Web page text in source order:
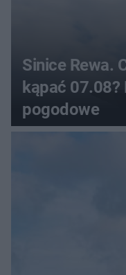
Sinice Rewa.
kąpać 07.08?
pogodowe